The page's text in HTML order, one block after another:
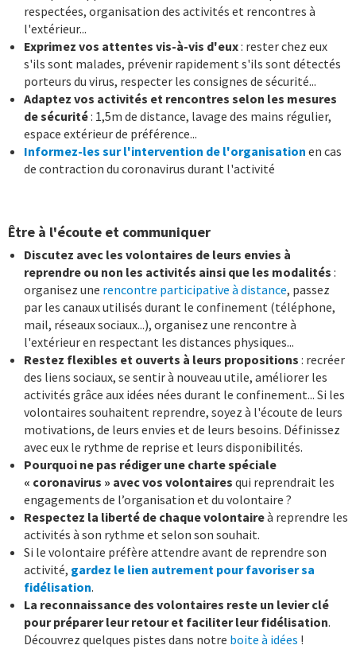
respectées, organisation des activités et rencontres à
l'extérieur...
Exprimez vos attentes vis-à-vis d'eux: rester chez eux
s'ils sont malades, prévenir rapidement s'ils sont détectés
porteurs du virus, respecter les consignes de sécurité...
Adaptez vos activités et rencontres selon les mesures
de sécurité: 1,5m de distance, lavage des mains régulier,
espace extérieur de préférence...
Informez-les sur l'intervention de l'organisation en cas
de contraction du coronavirus durant l'activité
Être à l'écoute et communiquer
Discutez avec les volontaires de leurs envies à
reprendre ou non les activités ainsi que les modalités :
organisez une rencontre participative à distance, passez
par les canaux utilisés durant le confinement (téléphone,
mail, réseaux sociaux...), organisez une rencontre à
l'extérieur en respectant les distances physiques...
Restez flexibles et ouverts à leurs propositions : recréer
des liens sociaux, se sentir à nouveau utile, améliorer les
activités grâce aux idées nées durant le confinement... Si les
volontaires souhaitent reprendre, soyez à l'écoute de leurs
motivations, de leurs envies et de leurs besoins. Définissez
avec eux le rythme de reprise et leurs disponibilités.
Pourquoi ne pas rédiger une charte spéciale
« coronavirus » avec vos volontaires qui reprendrait les
engagements de l’organisation et du volontaire ?
Respectez la liberté de chaque volontaireà reprendre les
activités à son rythme et selon son souhait.
Si le volontaire préfère attendre avant de reprendre son
activité, gardez le lien autrement pour favoriser sa
fidélisation.
La reconnaissance des volontaires reste un levier clé
pour préparer leur retour et faciliter leur fidélisation.
Découvrez quelques pistes dans notre boite à idées !